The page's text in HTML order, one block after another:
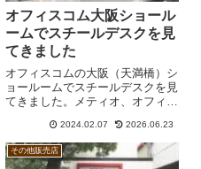
オフィスコム大阪ショール
ームでスチールデスクを見
てきました
オフィスコムの大阪（天満橋）シ
ョールームでスチールデスクを見
てきました。メティオ、オフィス
スチールワゴンも一般ユーザーも
使える商品です。回転チェアも多
数取り揃えています。
2024.02.07 2026.06.23
その他販売店